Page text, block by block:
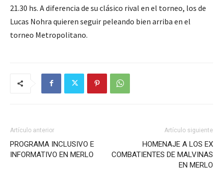
21.30 hs. A diferencia de su clásico rival en el torneo, los de
Lucas Nohra quieren seguir peleando bien arriba en el
torneo Metropolitano.
Artículo anterior
PROGRAMA INCLUSIVO E
INFORMATIVO EN MERLO
Artículo siguiente
HOMENAJE A LOS EX
COMBATIENTES DE MALVINAS
EN MERLO